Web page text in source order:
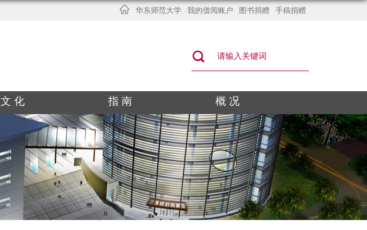
华东师范大学 我的借阅账户 图书捐赠 手稿捐赠
文 化 指 南 概 况